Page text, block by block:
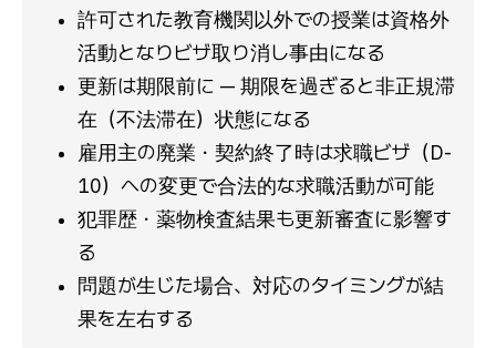
許可された教育機関以外での授業は資格外
活動となりビザ取り消し事由になる
更新は期限前に — 期限を過ぎると非正規滞
在（不法滞在）状態になる
雇用主の廃業・契約終了時は求職ビザ（D-
10）への変更で合法的な求職活動が可能
犯罪歴・薬物検査結果も更新審査に影響す
る
問題が生じた場合、対応のタイミングが結
果を左右する